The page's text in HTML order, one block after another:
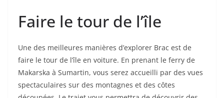
Faire le tour de l’île
Une des meilleures manières d’explorer Brac est de
faire le tour de l’île en voiture. En prenant le ferry de
Makarska à Sumartin, vous serez accueilli par des vues
spectaculaires sur des montagnes et des côtes